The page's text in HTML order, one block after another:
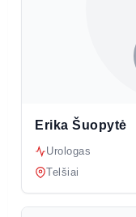
Erika Šuopytė
Urologas
Telšiai